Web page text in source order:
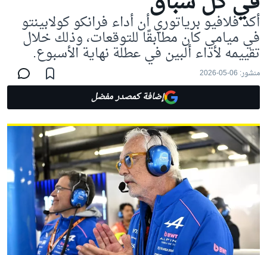
أكد فلافيو برياتوري أن أداء فرانكو كولابينتو
في ميامي كان مطابقًا للتوقعات، وذلك خلال
تقييمه لأداء ألبين في عطلة نهاية الأسبوع.
منشور: 06-05-2026
إضافة كمصدر مفضل